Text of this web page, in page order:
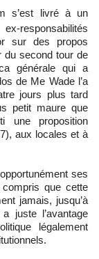
s’est livré à un
responsabilités
sur des propos
du second tour de
générale qui a
de Me Wade l’a
jours plus tard
petit maure que
une proposition
aux locales et à
ses
que cette
jamais, jusqu’à
juste l’avantage
légalement